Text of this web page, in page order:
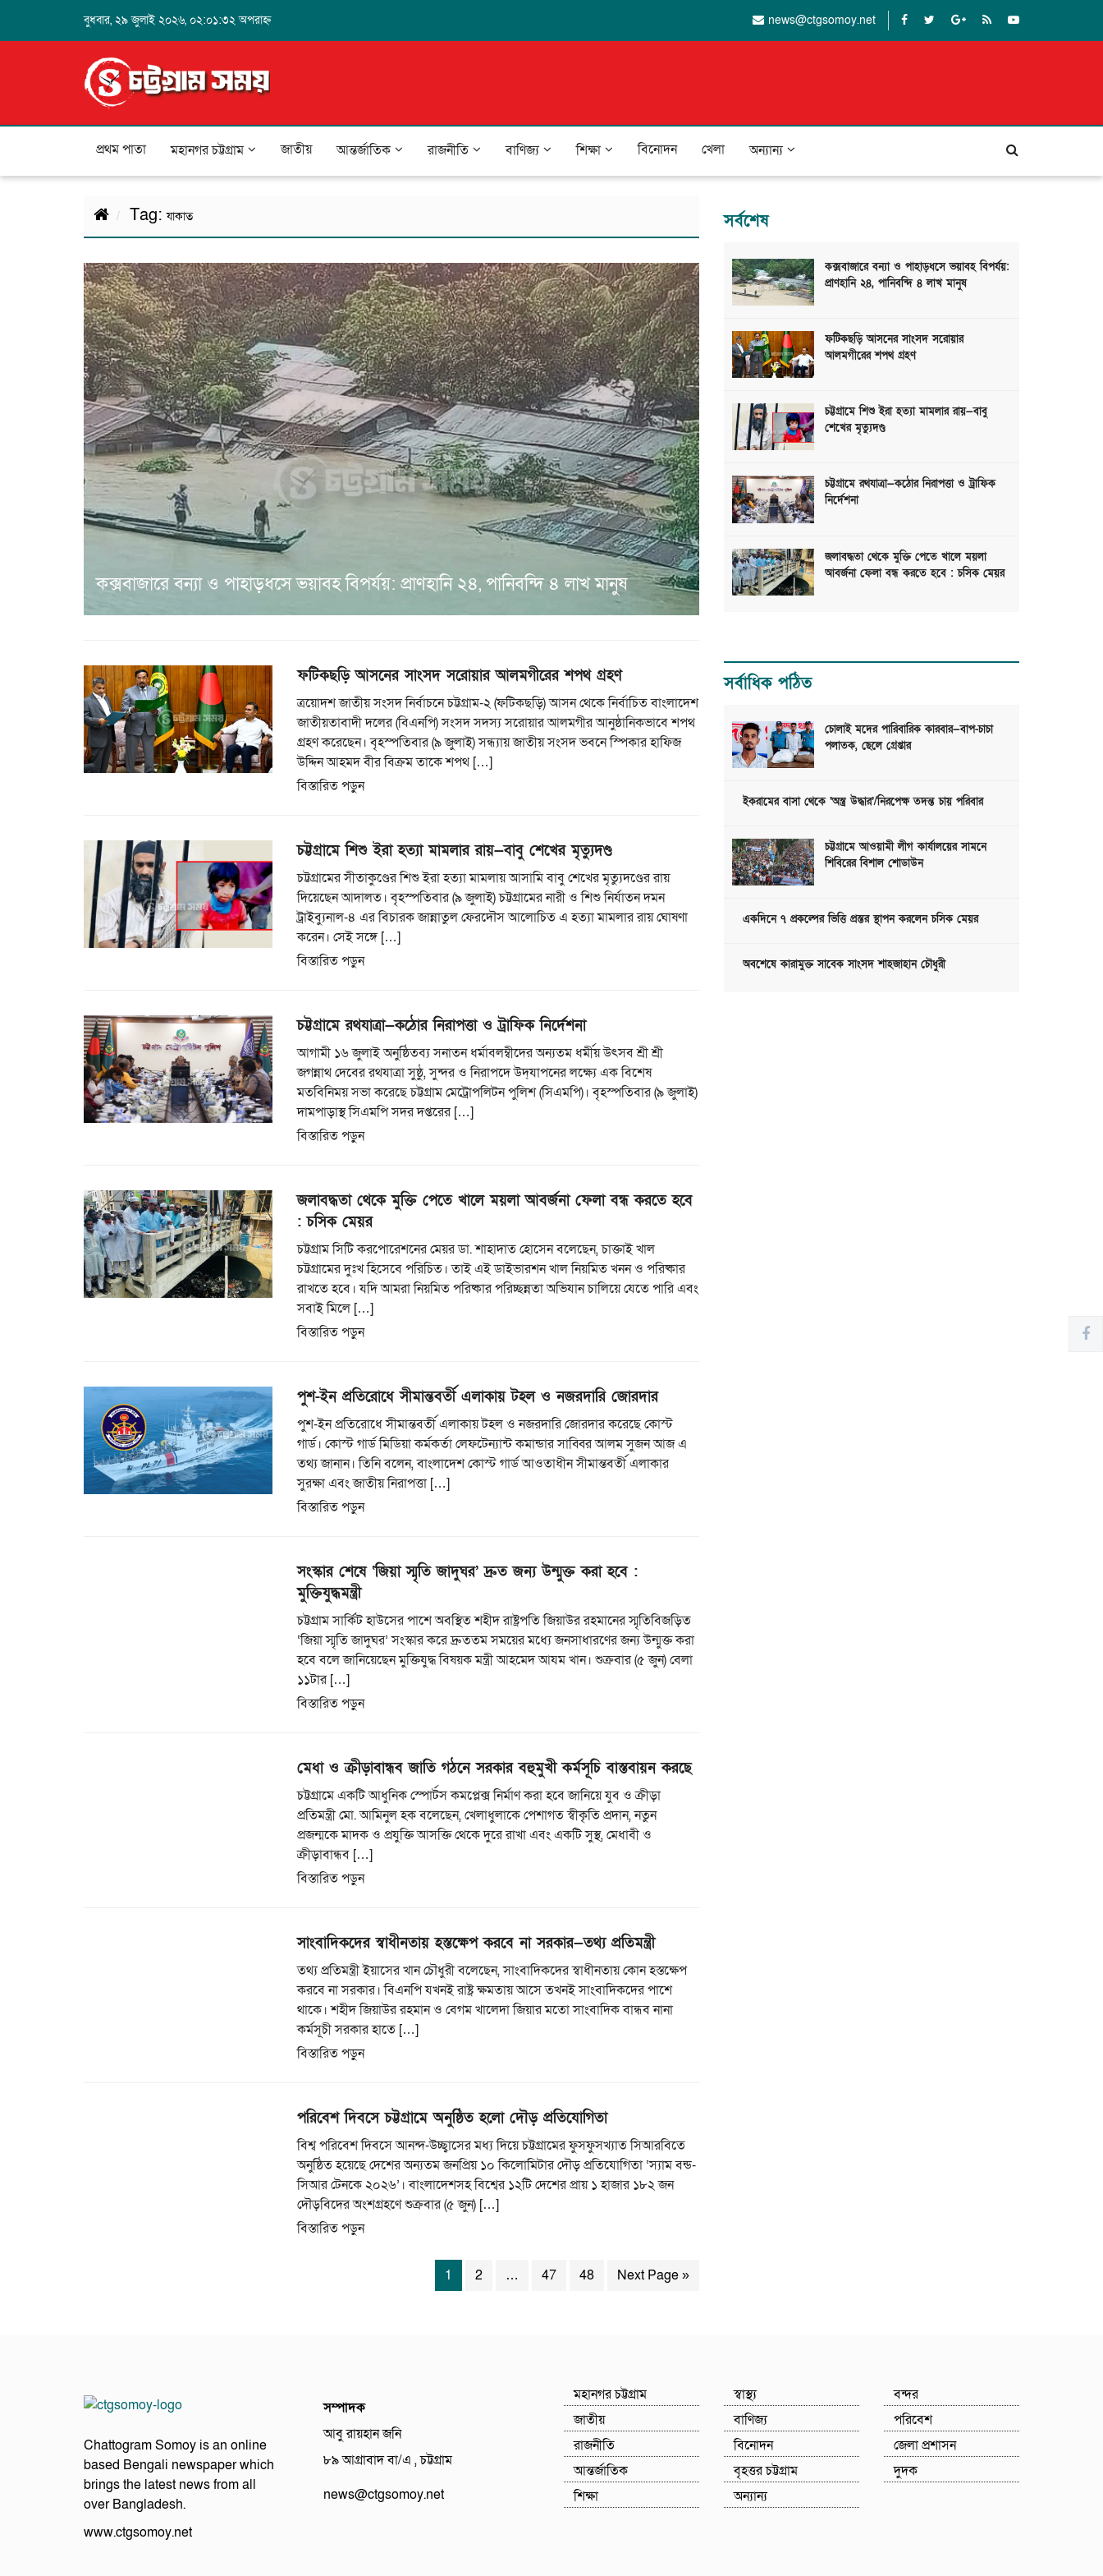
বুধবার, ২৯ জুলাই ২০২৬, ০২:০১:৩২ অপরাহ্ন news@ctgsomoy.net
প্রথম পাতা মহানগর চট্টগ্রাম জাতীয় আন্তর্জাতিক রাজনীতি বাণিজ্য শিক্ষা বিনোদন খেলা অন্যান্য
Tag:যাকাত
কক্সবাজারে বন্যা ও পাহাড়ধসে ভয়াবহ বিপর্যয়: প্রাণহানি ২৪, পানিবন্দি ৪ লাখ মানুষ
ফটিকছড়ি আসনের সাংসদ সরোয়ার আলমগীরের শপথ গ্রহণ
ত্রয়োদশ জাতীয় সংসদ নির্বাচনে চট্টগ্রাম-২ (ফটিকছড়ি) আসন থেকে নির্বাচিত বাংলাদেশ
জাতীয়তাবাদী দলের (বিএনপি) সংসদ সদস্য সরোয়ার আলমগীর আনুষ্ঠানিকভাবে শপথ
গ্রহণ করেছেন। বৃহস্পতিবার (৯ জুলাই) সন্ধ্যায় জাতীয় সংসদ ভবনে স্পিকার হাফিজ
উদ্দিন আহমদ বীর বিক্রম তাকে শপথ […]
বিস্তারিত পড়ুন
চট্টগ্রামে শিশু ইরা হত্যা মামলার রায়—বাবু শেখের মৃত্যুদণ্ড
চট্টগ্রামের সীতাকুণ্ডের শিশু ইরা হত্যা মামলায় আসামি বাবু শেখের মৃত্যুদণ্ডের রায়
দিয়েছেন আদালত। বৃহস্পতিবার (৯ জুলাই) চট্টগ্রামের নারী ও শিশু নির্যাতন দমন
ট্রাইব্যুনাল-৪ এর বিচারক জান্নাতুল ফেরদৌস আলোচিত এ হত্যা মামলার রায় ঘোষণা
করেন। সেই সঙ্গে […]
বিস্তারিত পড়ুন
চট্টগ্রামে রথযাত্রা—কঠোর নিরাপত্তা ও ট্রাফিক নির্দেশনা
আগামী ১৬ জুলাই অনুষ্ঠিতব্য সনাতন ধর্মাবলম্বীদের অন্যতম ধর্মীয় উৎসব শ্রী শ্রী
জগন্নাথ দেবের রথযাত্রা সুষ্ঠু, সুন্দর ও নিরাপদে উদ্‌যাপনের লক্ষ্যে এক বিশেষ
মতবিনিময় সভা করেছে চট্টগ্রাম মেট্রোপলিটন পুলিশ (সিএমপি)। বৃহস্পতিবার (৯ জুলাই)
দামপাড়াস্থ সিএমপি সদর দপ্তরের […]
বিস্তারিত পড়ুন
জলাবদ্ধতা থেকে মুক্তি পেতে খালে ময়লা আবর্জনা ফেলা বন্ধ করতে হবে
: চসিক মেয়র
চট্টগ্রাম সিটি করপোরেশনের মেয়র ডা. শাহাদাত হোসেন বলেছেন, চাক্তাই খাল
চট্টগ্রামের দুঃখ হিসেবে পরিচিত। তাই এই ডাইভারশন খাল নিয়মিত খনন ও পরিষ্কার
রাখতে হবে। যদি আমরা নিয়মিত পরিষ্কার পরিচ্ছন্নতা অভিযান চালিয়ে যেতে পারি এবং
সবাই মিলে […]
বিস্তারিত পড়ুন
পুশ-ইন প্রতিরোধে সীমান্তবর্তী এলাকায় টহল ও নজরদারি জোরদার
পুশ-ইন প্রতিরোধে সীমান্তবর্তী এলাকায় টহল ও নজরদারি জোরদার করেছে কোস্ট
গার্ড। কোস্ট গার্ড মিডিয়া কর্মকর্তা লেফটেন্যান্ট কমান্ডার সাব্বির আলম সুজন আজ এ
তথ্য জানান। তিনি বলেন, বাংলাদেশ কোস্ট গার্ড আওতাধীন সীমান্তবর্তী এলাকার
সুরক্ষা এবং জাতীয় নিরাপত্তা […]
বিস্তারিত পড়ুন
সংস্কার শেষে ‘জিয়া স্মৃতি জাদুঘর’ দ্রুত জন্য উন্মুক্ত করা হবে :
মুক্তিযুদ্ধমন্ত্রী
চট্টগ্রাম সার্কিট হাউসের পাশে অবস্থিত শহীদ রাষ্ট্রপতি জিয়াউর রহমানের স্মৃতিবিজড়িত
‘জিয়া স্মৃতি জাদুঘর’ সংস্কার করে দ্রুততম সময়ের মধ্যে জনসাধারণের জন্য উন্মুক্ত করা
হবে বলে জানিয়েছেন মুক্তিযুদ্ধ বিষয়ক মন্ত্রী আহমেদ আযম খান। শুক্রবার (৫ জুন) বেলা
১১টার […]
বিস্তারিত পড়ুন
মেধা ও ক্রীড়াবান্ধব জাতি গঠনে সরকার বহুমুখী কর্মসূচি বাস্তবায়ন করছে
চট্টগ্রামে একটি আধুনিক স্পোর্টস কমপ্লেক্স নির্মাণ করা হবে জানিয়ে যুব ও ক্রীড়া
প্রতিমন্ত্রী মো. আমিনুল হক বলেছেন, খেলাধুলাকে পেশাগত স্বীকৃতি প্রদান, নতুন
প্রজন্মকে মাদক ও প্রযুক্তি আসক্তি থেকে দুরে রাখা এবং একটি সুস্থ, মেধাবী ও
ক্রীড়াবান্ধব […]
বিস্তারিত পড়ুন
সাংবাদিকদের স্বাধীনতায় হস্তক্ষেপ করবে না সরকার—তথ্য প্রতিমন্ত্রী
তথ্য প্রতিমন্ত্রী ইয়াসের খান চৌধুরী বলেছেন, সাংবাদিকদের স্বাধীনতায় কোন হস্তক্ষেপ
করবে না সরকার। বিএনপি যখনই রাষ্ট্র ক্ষমতায় আসে তখনই সাংবাদিকদের পাশে
থাকে। শহীদ জিয়াউর রহমান ও বেগম খালেদা জিয়ার মতো সাংবাদিক বান্ধব নানা
কর্মসূচী সরকার হাতে […]
বিস্তারিত পড়ুন
পরিবেশ দিবসে চট্টগ্রামে অনুষ্ঠিত হলো দৌড় প্রতিযোগিতা
বিশ্ব পরিবেশ দিবসে আনন্দ-উচ্ছ্বাসের মধ্য দিয়ে চট্টগ্রামের ফুসফুসখ্যাত সিআরবিতে
অনুষ্ঠিত হয়েছে দেশের অন্যতম জনপ্রিয় ১০ কিলোমিটার দৌড় প্রতিযোগিতা ‘স্যাম বন্ড-
সিআর টেনকে ২০২৬’। বাংলাদেশসহ বিশ্বের ১২টি দেশের প্রায় ১ হাজার ১৮২ জন
দৌড়বিদের অংশগ্রহণে শুক্রবার (৫ জুন) […]
বিস্তারিত পড়ুন
1 2 … 47 48 Next Page »
সর্বশেষ
কক্সবাজারে বন্যা ও পাহাড়ধসে ভয়াবহ বিপর্যয়:
প্রাণহানি ২৪, পানিবন্দি ৪ লাখ মানুষ
ফটিকছড়ি আসনের সাংসদ সরোয়ার
আলমগীরের শপথ গ্রহণ
চট্টগ্রামে শিশু ইরা হত্যা মামলার রায়—বাবু
শেখের মৃত্যুদণ্ড
চট্টগ্রামে রথযাত্রা—কঠোর নিরাপত্তা ও ট্রাফিক
নির্দেশনা
জলাবদ্ধতা থেকে মুক্তি পেতে খালে ময়লা
আবর্জনা ফেলা বন্ধ করতে হবে : চসিক মেয়র
সর্বাধিক পঠিত
চোলাই মদের পারিবারিক কারবার—বাপ-চাচা
পলাতক, ছেলে গ্রেপ্তার
ইকরামের বাসা থেকে ‘অস্ত্র উদ্ধার’/নিরপেক্ষ তদন্ত চায় পরিবার
চট্টগ্রামে আওয়ামী লীগ কার্যালয়ের সামনে
শিবিরের বিশাল শোডাউন
একদিনে ৭ প্রকল্পের ভিত্তি প্রস্তর স্থাপন করলেন চসিক মেয়র
অবশেষে কারামুক্ত সাবেক সাংসদ শাহজাহান চৌধুরী
Chattogram Somoy is an online
based Bengali newspaper which
brings the latest news from all
over Bangladesh.
www.ctgsomoy.net
সম্পাদক
আবু রায়হান জনি
৮৯ আগ্রাবাদ বা/এ , চট্টগ্রাম
news@ctgsomoy.net
মহানগর চট্টগ্রাম
জাতীয়
রাজনীতি
আন্তর্জাতিক
শিক্ষা
স্বাস্থ্য
বাণিজ্য
বিনোদন
বৃহত্তর চট্টগ্রাম
অন্যান্য
বন্দর
পরিবেশ
জেলা প্রশাসন
দুদক